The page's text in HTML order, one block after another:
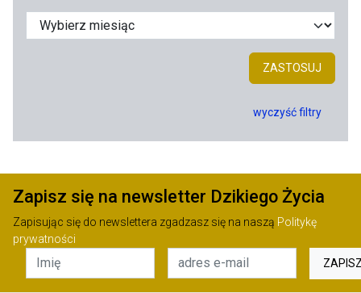
ZASTOSUJ
wyczyść filtry
Zapisz się na newsletter Dzikiego Życia
Zapisując się do newslettera zgadzasz się na naszą Politykę
prywatności